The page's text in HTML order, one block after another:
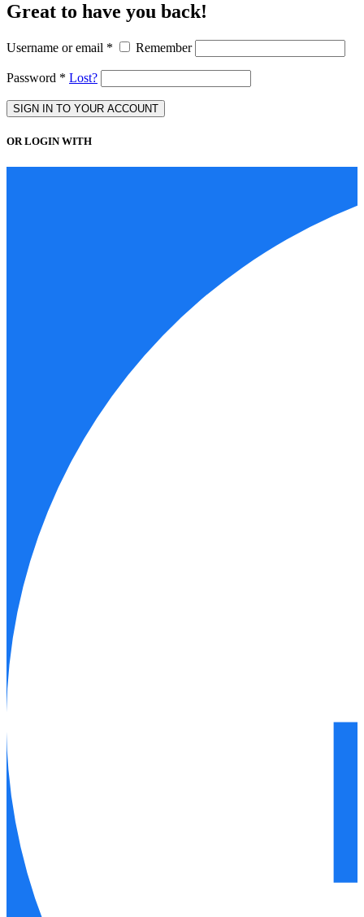
Great to have you back!
Username or email * Remember
Password * Lost?
SIGN IN TO YOUR ACCOUNT
OR LOGIN WITH